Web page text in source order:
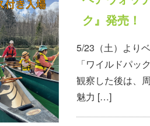
ク』発売！
5/23（土）より
「ワイルドパッ
観察した後は、
魅力 […]